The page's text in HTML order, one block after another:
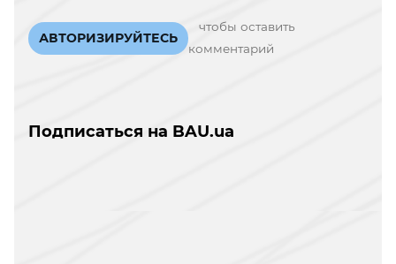
АВТОРИЗИРУЙТЕСЬ
чтобы оставить
комментарий
Подписаться на BAU.ua